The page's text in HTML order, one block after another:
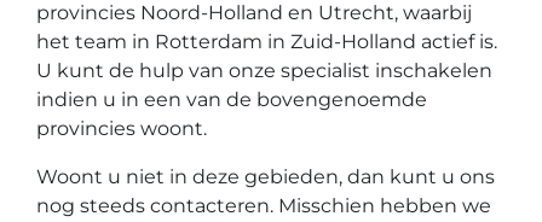
provincies Noord-Holland en Utrecht, waarbij
het team in Rotterdam in Zuid-Holland actief is.
U kunt de hulp van onze specialist inschakelen
indien u in een van de bovengenoemde
provincies woont.
Woont u niet in deze gebieden, dan kunt u ons
nog steeds contacteren. Misschien hebben we